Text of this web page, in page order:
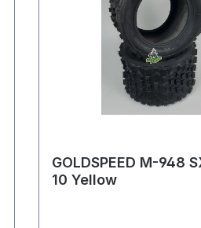
GOLDSPEED M-948
10 Yellow